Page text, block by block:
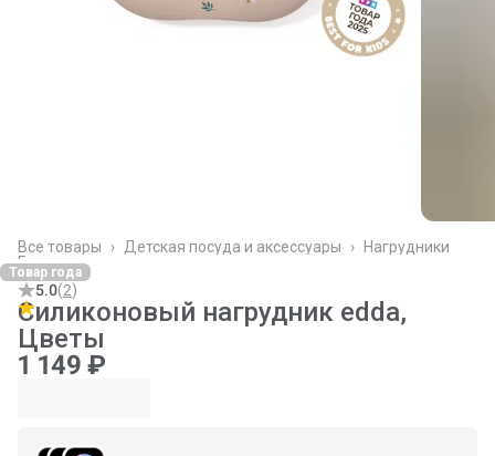
Нагрудники
Детская посуда и аксессуары ›
Все товары
›
Главная ›
Товар года
5.0(2)
Силиконовый нагрудник edda,
Цветы
1 149 ₽